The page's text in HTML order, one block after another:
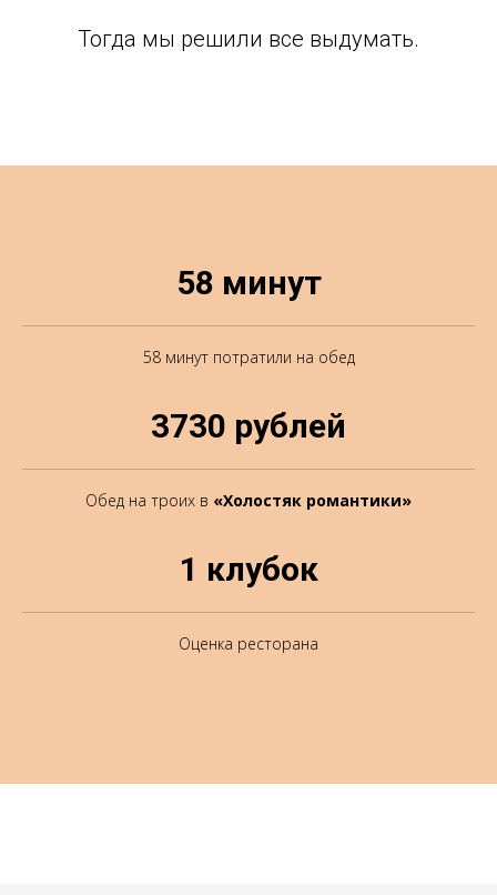
Тогда мы решили все выдумать.
58 минут
58 минут потратили на обед
3730 рублей
Обед на троих в «Холостяк романтики»
1 клубок
Оценка ресторана